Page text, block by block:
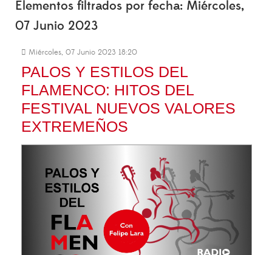
Elementos filtrados por fecha: Miércoles,
07 Junio 2023
Miércoles, 07 Junio 2023 18:20
PALOS Y ESTILOS DEL
FLAMENCO: HITOS DEL
FESTIVAL NUEVOS VALORES
EXTREMEÑOS